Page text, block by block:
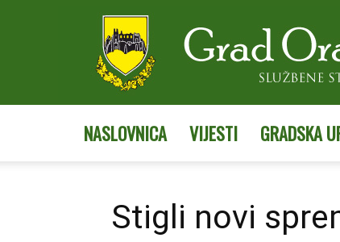
NASLOVNICA VIJESTI GRADSKA
Stigli novi